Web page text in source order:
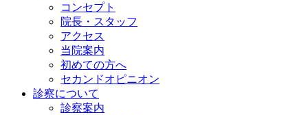
コンセプト
院長・スタッフ
アクセス
当院案内
初めての方へ
セカンドオピニオン
診察について
診察案内